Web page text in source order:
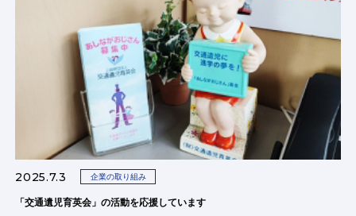
2025.7.3 企業の取り組み
「交通遺児育英会」の活動を応援しています